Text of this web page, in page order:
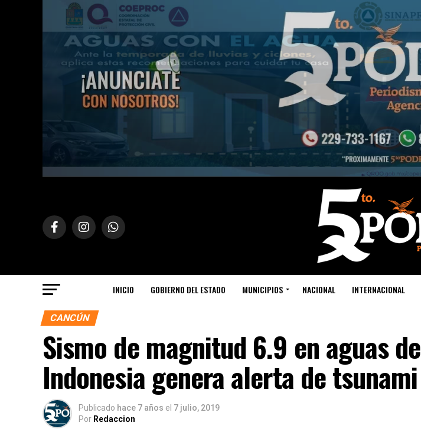
INICIO GOBIERNO DEL ESTADO MUNICIPIOS NACIONAL INTERNACIONAL
CANCÚN
Sismo de magnitud 6.9 en aguas de
Indonesia genera alerta de tsunami
Publicado hace 7 años el 7 julio, 2019
Por Redaccion